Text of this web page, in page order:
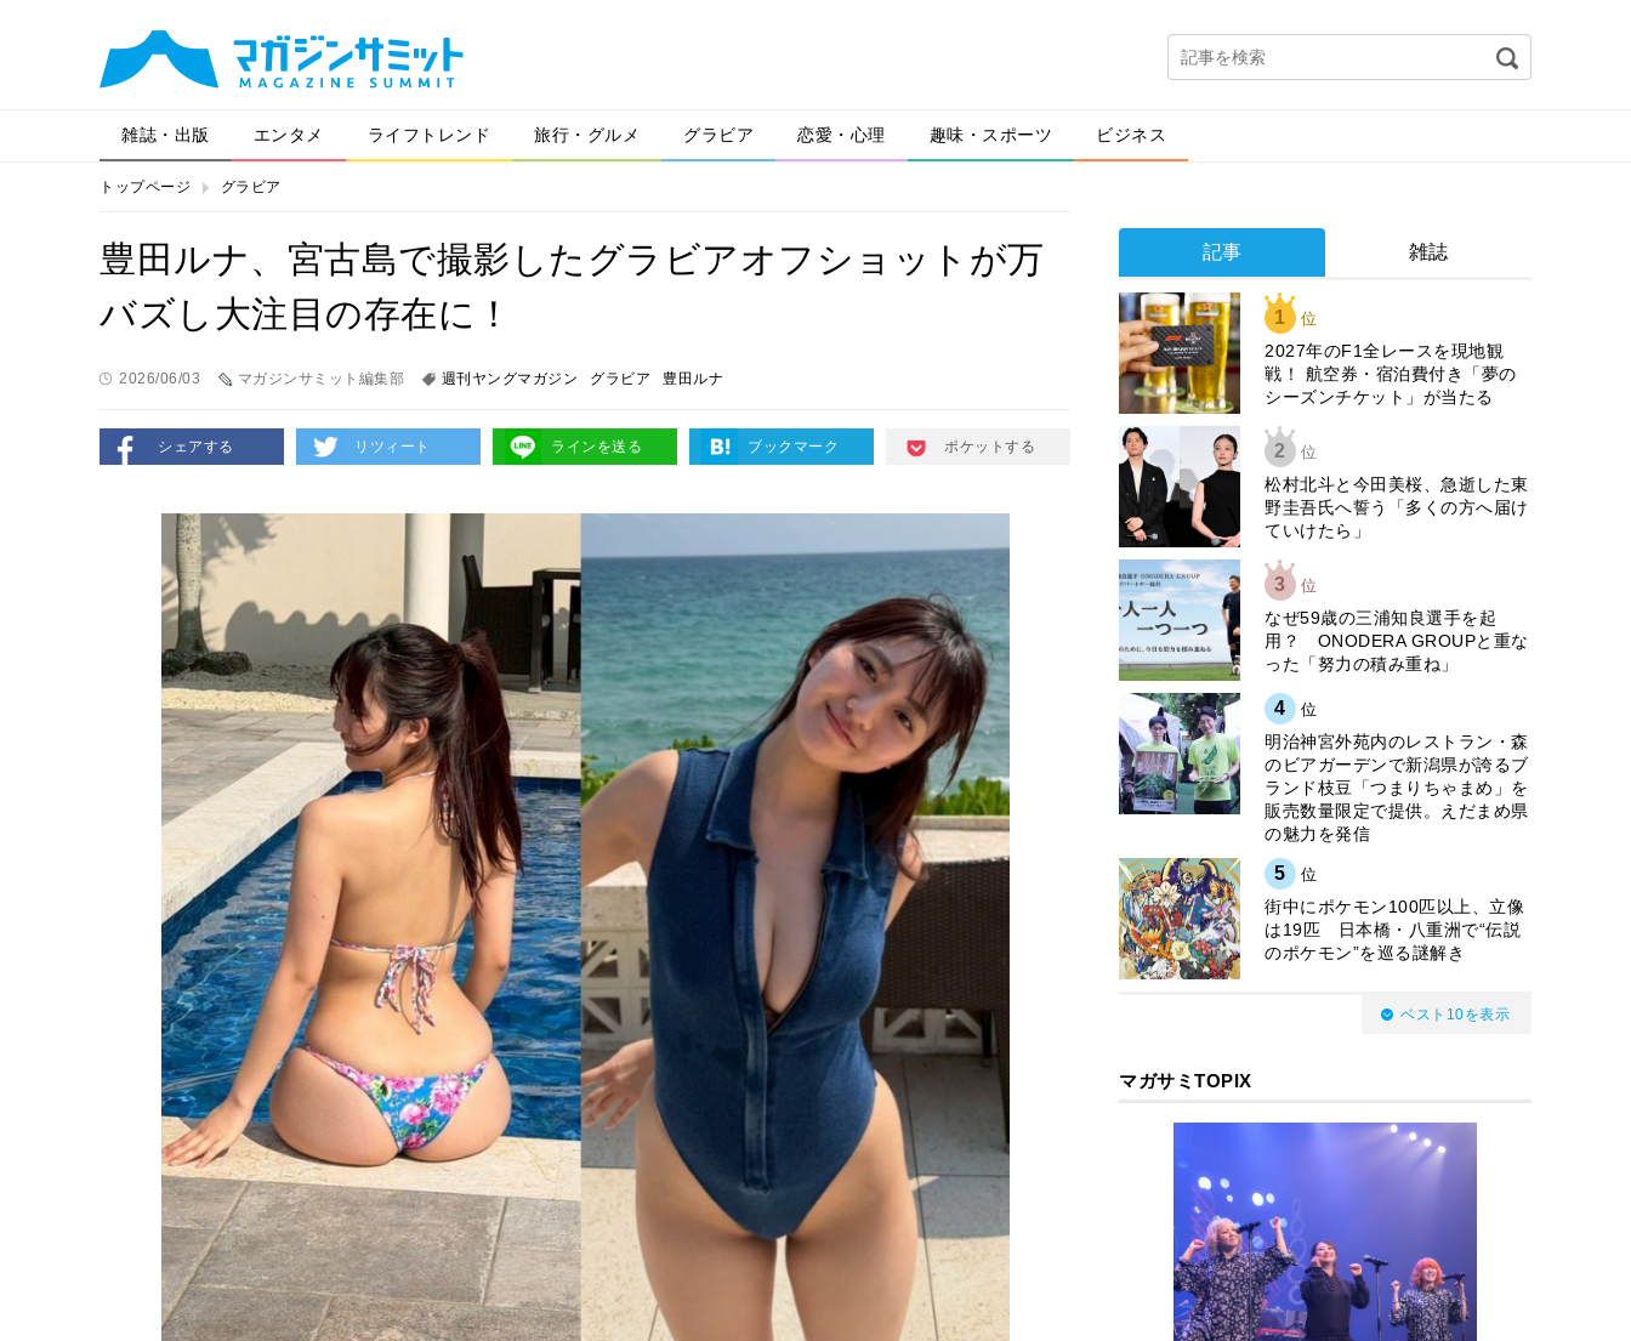
雑誌・出版 エンタメ ライフトレンド 旅行・グルメ グラビア 恋愛・心理 趣味・スポーツ ビジネス
トップページ グラビア
豊田ルナ、宮古島で撮影したグラビアオフショットが万
バズし大注目の存在に！
2026/06/03 マガジンサミット編集部 週刊ヤングマガジン グラビア 豊田ルナ
シェアする リツィート ラインを送る ブックマーク ポケットする
記事 雑誌
1 位
2027年のF1全レースを現地観
戦！ 航空券・宿泊費付き「夢の
シーズンチケット」が当たる
2 位
松村北斗と今田美桜、急逝した東
野圭吾氏へ誓う「多くの方へ届け
ていけたら」
3 位
なぜ59歳の三浦知良選手を起
用？ ONODERA GROUPと重な
った「努力の積み重ね」
4 位
明治神宮外苑内のレストラン・森
のビアガーデンで新潟県が誇るブ
ランド枝豆「つまりちゃまめ」を
販売数量限定で提供。えだまめ県
の魅力を発信
5 位
街中にポケモン100匹以上、立像
は19匹 日本橋・八重洲で“伝説
のポケモン”を巡る謎解き
ベスト10を表示
マガサミTOPIX